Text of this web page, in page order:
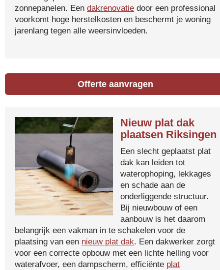
zonnepanelen. Een dakrenovatie door een professional
voorkomt hoge herstelkosten en beschermt je woning
jarenlang tegen alle weersinvloeden.
Offerte aanvragen
Nieuw plat dak
plaatsen Riksingen
Een slecht geplaatst plat
dak kan leiden tot
waterophoping, lekkages
en schade aan de
onderliggende structuur.
Bij nieuwbouw of een
aanbouw is het daarom
belangrijk een vakman in te schakelen voor de
plaatsing van een nieuw plat dak. Een dakwerker zorgt
voor een correcte opbouw met een lichte helling voor
waterafvoer, een dampscherm, efficiënte plat